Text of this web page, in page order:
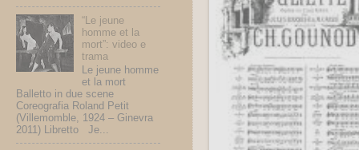
“Le jeune
homme et la
mort”: video e
trama
Le jeune homme
et la mort
Balletto in due scene
Coreografia Roland Petit
(Villemomble, 1924 – Ginevra
2011) Libretto Je...